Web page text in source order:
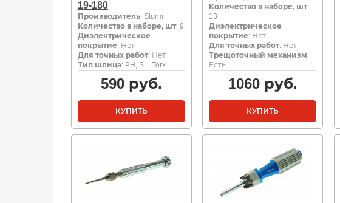
19-180
Производитель: Sturm
Количество в наборе, шт: 9
Диэлектрическое
покрытие: Нет
Для точных работ: Нет
Тип шлица: PH, SL, Torx
590руб.
КУПИТЬ
Количество в наборе, шт:
13
Диэлектрическое
покрытие: Нет
Для точных работ: Нет
Трещоточный механизм:
Есть
1060руб.
КУПИТЬ